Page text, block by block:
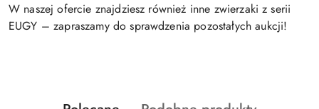
W naszej ofercie znajdziesz również inne zwierzaki z serii
EUGY – zapraszamy do sprawdzenia pozostałych aukcji!